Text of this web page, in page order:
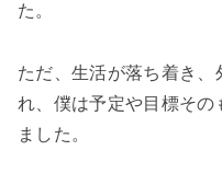
た。
ただ、生活が落ち着き
れ、僕は予定や目標その
ました。